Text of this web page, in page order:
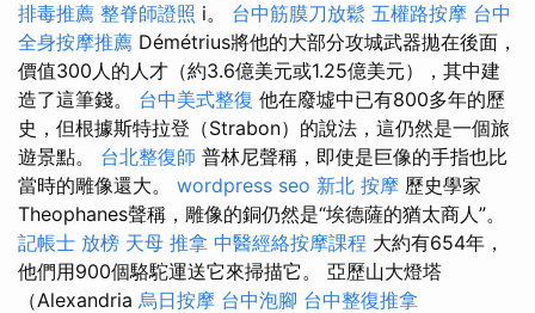
排毒推薦 整脊師證照 i。 台中筋膜刀放鬆 五權路按摩 台中
全身按摩推薦 Démétrius將他的大部分攻城武器拋在後面，
價值300人的人才（約3.6億美元或1.25億美元），其中建
造了這筆錢。 台中美式整復 他在廢墟中已有800多年的歷
史，但根據斯特拉登（Strabon）的說法，這仍然是一個旅
遊景點。 台北整復師 普林尼聲稱，即使是巨像的手指也比
當時的雕像還大。 wordpress seo 新北 按摩 歷史學家
Theophanes聲稱，雕像的銅仍然是“埃德薩的猶太商人”。
記帳士 放榜 天母 推拿 中醫經絡按摩課程 大約有654年，
他們用900個駱駝運送它來掃描它。 亞歷山大燈塔
（Alexandria 烏日按摩 台中泡腳 台中整復推拿